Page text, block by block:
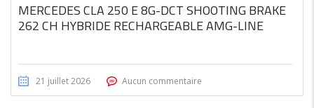
MERCEDES CLA 250 E 8G-DCT SHOOTING BRAKE
262 CH HYBRIDE RECHARGEABLE AMG-LINE
21 juillet 2026 Aucun commentaire